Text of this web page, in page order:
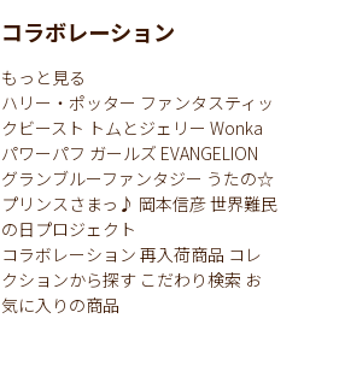
コラボレーション
もっと見る
ハリー・ポッター ファンタスティッ
クビースト トムとジェリー Wonka
パワーパフ ガールズ EVANGELION
グランブルーファンタジー うたの☆
プリンスさまっ♪ 岡本信彦世界難民
の日プロジェクト
コラボレーション 再入荷商品 コレ
クションから探す こだわり検索 お
気に入りの商品